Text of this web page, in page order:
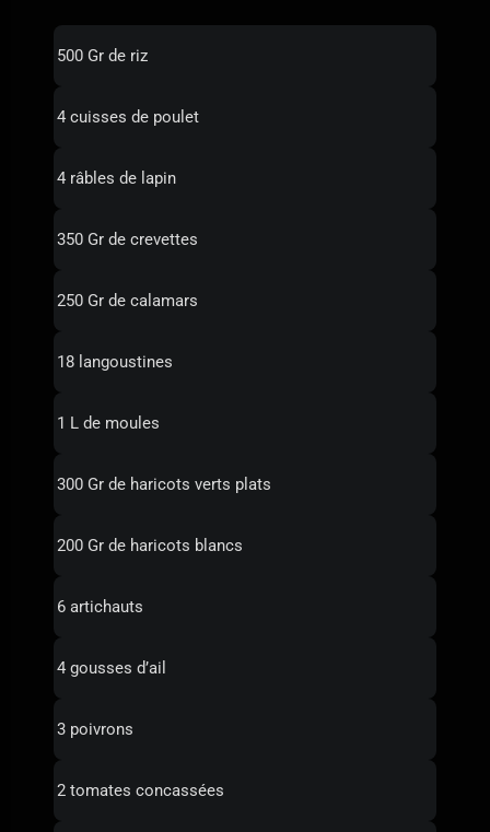
500 Gr de riz
4 cuisses de poulet
4 râbles de lapin
350 Gr de crevettes
250 Gr de calamars
18 langoustines
1 L de moules
300 Gr de haricots verts plats
200 Gr de haricots blancs
6 artichauts
4 gousses d’ail
3 poivrons
2 tomates concassées